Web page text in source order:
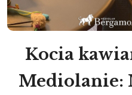
Kocia
Mediolanie: